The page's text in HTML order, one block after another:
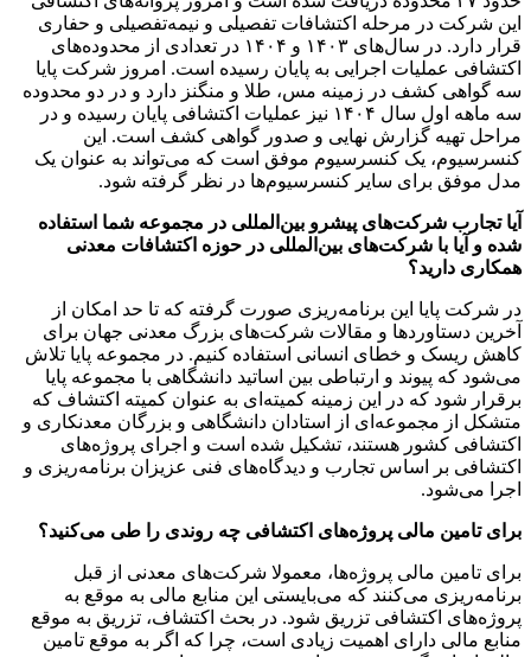
این شرکت در مرحله اکتشافات تفصیلی و نیمه‌تفصیلی و حفاری
قرار دارد. در سال‌های ۱۴۰۳ و ۱۴۰۴ در تعدادی از محدوده‌های
اکتشافی عملیات اجرایی به پایان رسیده است. امروز شرکت پایا
سه گواهی کشف در زمینه مس، طلا و منگنز دارد و در دو محدوده
سه ماهه اول سال ۱۴۰۴ نیز عملیات اکتشافی پایان رسیده و در
مراحل تهیه گزارش نهایی و صدور گواهی کشف است. این
کنسرسیوم، یک کنسرسیوم موفق است که می‌تواند به عنوان یک
مدل موفق برای سایر کنسرسیوم‌ها در نظر گرفته شود.
آیا تجارب شرکت‌های پیشرو بین‌المللی در مجموعه شما استفاده
شده و آیا با شرکت‌های بین‌المللی در حوزه اکتشافات معدنی
همکاری دارید؟
در شرکت پایا این برنامه‌ریزی صورت گرفته که تا حد امکان از
آخرین دستاورد‌ها و مقالات شرکت‌های بزرگ معدنی جهان برای
کاهش ریسک و خطای انسانی استفاده کنیم. در مجموعه پایا تلاش
می‌شود که پیوند و ارتباطی بین اساتید دانشگاهی با مجموعه پایا
برقرار شود که در این زمینه کمیته‌ای به عنوان کمیته اکتشاف که
متشکل از مجموعه‌ای از استادان دانشگاهی و بزرگان معدنکاری و
اکتشافی کشور هستند، تشکیل شده است و اجرای پروژه‌های
اکتشافی بر اساس تجارب و دیدگاه‌های فنی عزیزان برنامه‌ریزی و
اجرا می‌شود.
برای تامین مالی پروژه‌های اکتشافی چه روندی را طی می‌کنید؟
برای تامین مالی پروژه‌ها، معمولا شرکت‌های معدنی از قبل
برنامه‌ریزی می‌کنند که می‌بایستی این منابع مالی به موقع به
پروژه‌های اکتشافی تزریق شود. در بحث اکتشاف، تزریق به موقع
منابع مالی دارای اهمیت زیادی است، چرا که اگر به موقع تامین